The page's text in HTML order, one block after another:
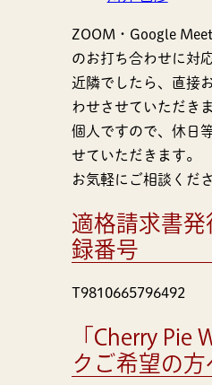
ZOOM・Google
のお打ち合わせに対
近隣でしたら、直接
わせさせていただきま
個人ですので、休日
せていただきます。
お気軽にご相談くださ
適格請求書
録番号
T9810665796492
「Cherry Pie
クご希望の方